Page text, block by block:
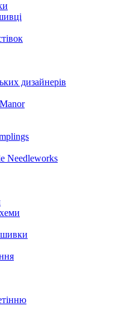
дизайнерів
Needleworks